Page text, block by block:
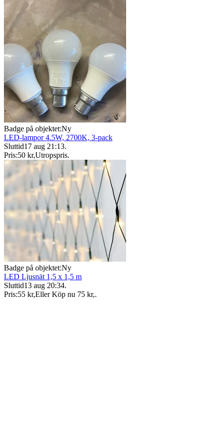
Badge på objektet:Ny
LED-lampor 4.5W, 2700K, 3-pack
Sluttid17 aug 21:13.
Pris:50 kr,Utropspris.
Badge på objektet:Ny
LED Ljusnät 1,5 x 1,5 m
Sluttid13 aug 20:34.
Pris:55 kr,Eller Köp nu 75 kr,.